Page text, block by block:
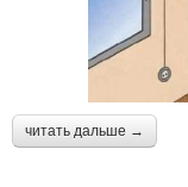
читать дальше →